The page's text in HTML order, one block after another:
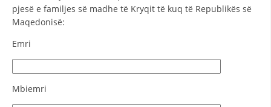
pjesë e familjes së madhe të Kryqit të kuq të Republikës së
Maqedonisë:
Emri
Mbiemri